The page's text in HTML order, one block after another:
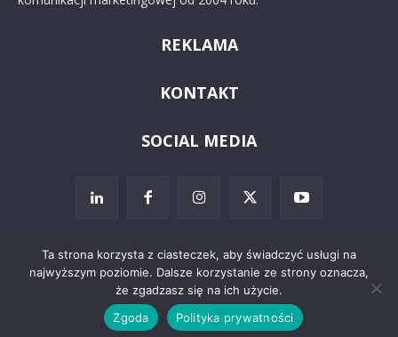
REKLAMA
KONTAKT
SOCIAL MEDIA
Reklama Zastrzeżenia prawne
Ta strona korzysta z ciasteczek, aby świadczyć usługi na
najwyższym poziomie. Dalsze korzystanie ze strony oznacza,
że zgadzasz się na ich użycie.
Zgoda
Polityka prywatności